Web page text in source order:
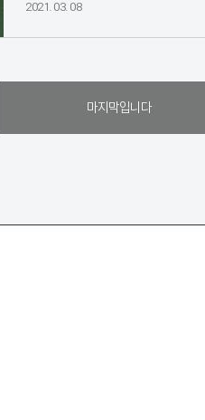
2021. 03. 08
마지막입니다